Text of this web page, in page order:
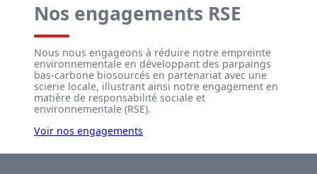
Nos engagements RSE
Nous nous engageons à réduire notre empreinte
environnementale en développant des parpaings
bas-carbone biosourcés en partenariat avec une
scierie locale, illustrant ainsi notre engagement en
matière de responsabilité sociale et
environnementale (RSE).
Voir nos engagements